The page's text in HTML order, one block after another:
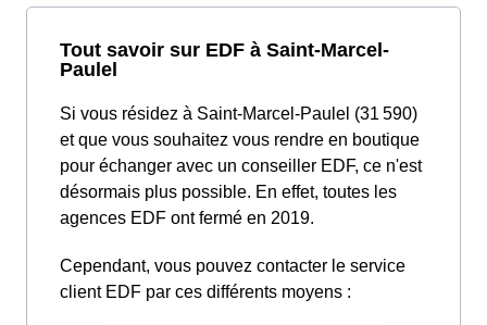
Tout savoir sur EDF à Saint-Marcel-
Paulel
Si vous résidez à Saint-Marcel-Paulel (31 590)
et que vous souhaitez vous rendre en boutique
pour échanger avec un conseiller EDF, ce n'est
désormais plus possible. En effet, toutes les
agences EDF ont fermé en 2019.
Cependant, vous pouvez contacter le service
client EDF par ces différents moyens :